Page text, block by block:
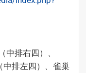
排右四）、
中排左四）、雀巢